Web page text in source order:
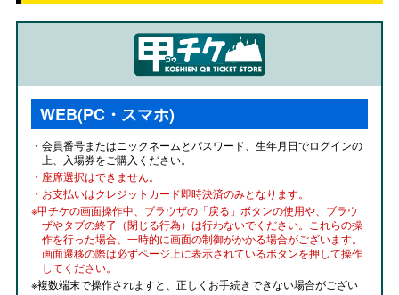
WEB(PC・スマホ)
・会員番号またはニックネームとパスワード、生年月日でログインの
上、入場券をご購入ください。
・座席選択はできません。
・お支払いはクレジットカード即時決済のみとなります。
※甲チケの画面操作中、ブラウザの「戻る」ボタンの使用や、ブラウ
ザやタブの終了（閉じる行為）は行わないでください。これらの操
作を行った場合、一時的に画面の制御がかかる場合がございます。
画面遷移の際は必ずページ上に表示されているボタンを押して操作
してください。
※複数端末で操作されますと、正しくお手続きできない場合がござい